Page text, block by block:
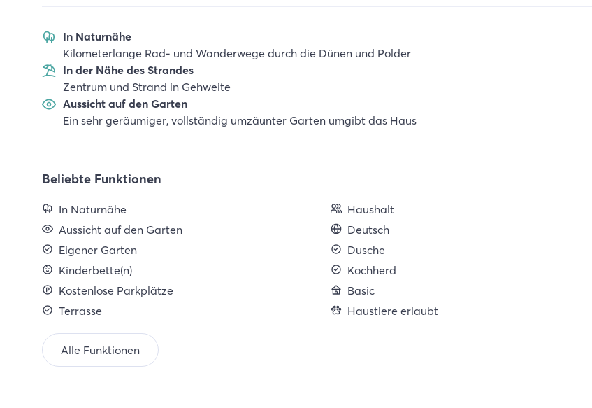
In Naturnähe
Kilometerlange Rad- und Wanderwege durch die Dünen und Polder
In der Nähe des Strandes
Zentrum und Strand in Gehweite
Aussicht auf den Garten
Ein sehr geräumiger, vollständig umzäunter Garten umgibt das Haus
Beliebte Funktionen
In Naturnähe
Aussicht auf den Garten
Eigener Garten
Kinderbette(n)
Kostenlose Parkplätze
Terrasse
Haushalt
Deutsch
Dusche
Kochherd
Basic
Haustiere erlaubt
Alle Funktionen